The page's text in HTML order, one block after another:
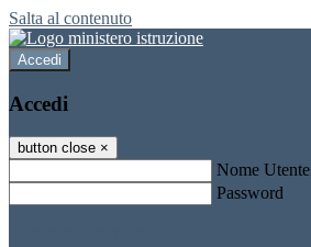
Salta al contenuto
Accedi
Accedi
button close ×
Nome Utente
Password